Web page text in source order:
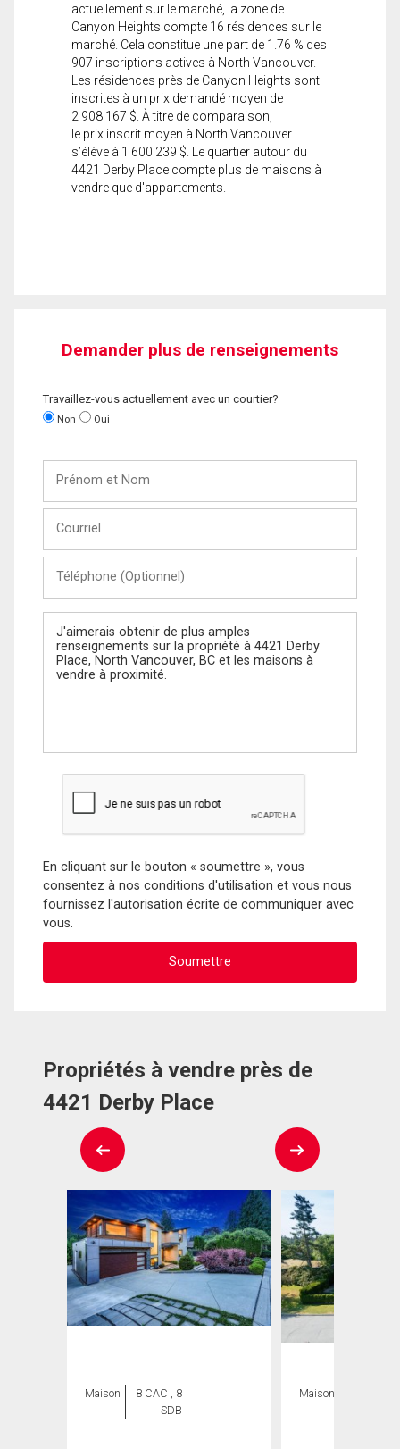
actuellement sur le marché, la zone de
Canyon Heights compte 16 résidences sur le
marché. Cela constitue une part de 1.76 % des
907 inscriptions actives à North Vancouver.
Les résidences près de Canyon Heights sont
inscrites à un prix demandé moyen de
2 908 167 $. À titre de comparaison,
le prix inscrit moyen à North Vancouver
s’élève à 1 600 239 $. Le quartier autour du
4421 Derby Place compte plus de maisons à
vendre que d'appartements.
Demander plus de renseignements
Travaillez-vous actuellement avec un courtier?
Non Oui
Nom
(Optionnel)
Message
En cliquant sur le bouton « soumettre », vous
consentez à nos conditions d'utilisation et vous nous
fournissez l'autorisation écrite de communiquer avec
vous.
Propriétés à vendre près de
4421 Derby Place
Maison
8 CAC , 8
SDB
Maison